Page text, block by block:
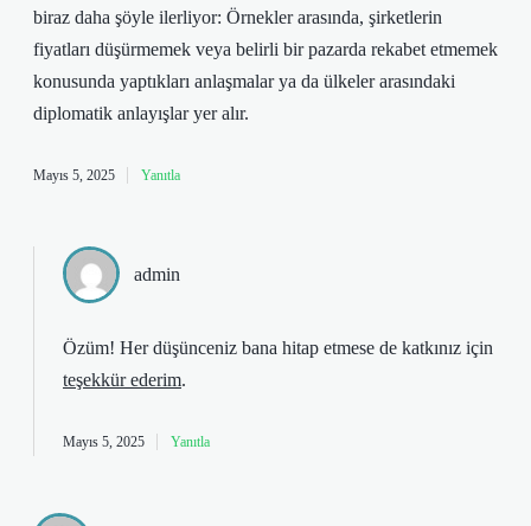
biraz daha şöyle ilerliyor: Örnekler arasında, şirketlerin
fiyatları düşürmemek veya belirli bir pazarda rekabet etmemek
konusunda yaptıkları anlaşmalar ya da ülkeler arasındaki
diplomatik anlayışlar yer alır.
Mayıs 5, 2025 Yanıtla
admin
Özüm! Her düşünceniz bana hitap etmese de katkınız için
teşekkür ederim.
Mayıs 5, 2025 Yanıtla